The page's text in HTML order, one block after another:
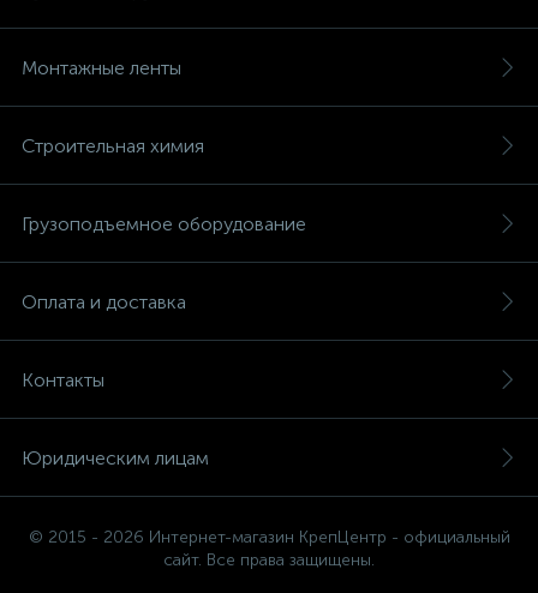
Монтажные ленты
Строительная химия
Грузоподъемное оборудование
Оплата и доставка
Контакты
Юридическим лицам
© 2015 - 2026 Интернет-магазин КрепЦентр - официальный
сайт. Все права защищены.